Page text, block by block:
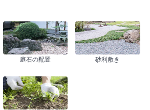
庭石の配置 砂利敷き